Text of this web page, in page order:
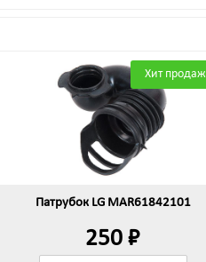
Хит продаж
Патрубок LG MAR61842101
250 ₽